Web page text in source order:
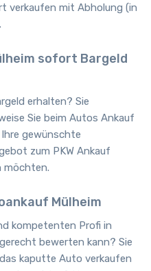
verkaufen mit Abholung (in
sofort Bargeld
erhalten? Sie
Sie beim Autos Ankauf
gewünschte
zum PKW Ankauf
möchten.
Mülheim
kompetenten Profi in
bewerten kann? Sie
kaputte Auto verkaufen